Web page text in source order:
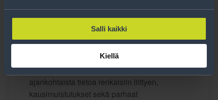
Salli kaikki
Kiellä
Tilaa uutiskirje
Uutiskirjeessä saat autonomistajan
ajankohtaista tietoa renkaisiin liittyen,
kausimuistutukset sekä parhaat